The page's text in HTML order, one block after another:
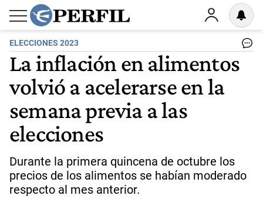
ELECCIONES 2023
La inflación en alimentos
volvió a acelerarse en la
semana previa a las
elecciones
Durante la primera quincena de octubre los
precios de los alimentos se habían moderado
respecto al mes anterior.